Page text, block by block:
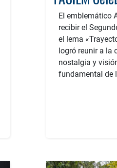
El emblemático
recibir el
el lema
logró reunir a la
nostalgia y
fundamental de